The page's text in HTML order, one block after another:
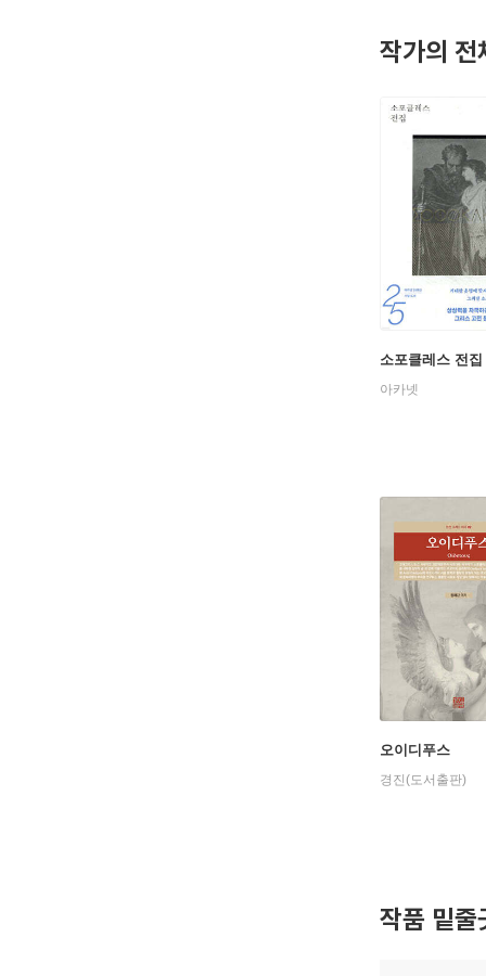
출되었
일생동안
스〉, 〈
작가의 전
소포클레스 전집
아카넷
오이디푸스
경진(도서출판)
작품 밑줄